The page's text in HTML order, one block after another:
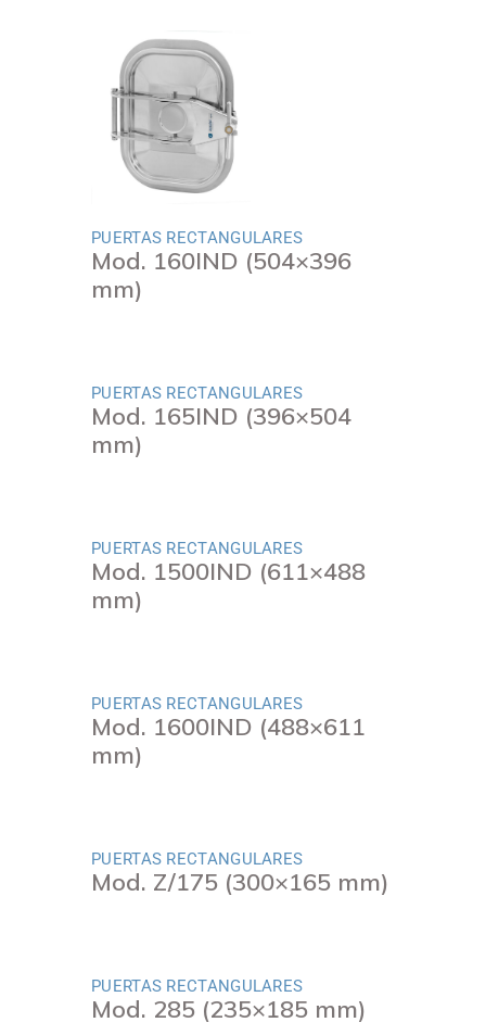
PUERTAS RECTANGULARES
Mod. 160IND (504×396
mm)
PUERTAS RECTANGULARES
Mod. 165IND (396×504
mm)
PUERTAS RECTANGULARES
Mod. 1500IND (611×488
mm)
PUERTAS RECTANGULARES
Mod. 1600IND (488×611
mm)
PUERTAS RECTANGULARES
Mod. Z/175 (300×165 mm)
PUERTAS RECTANGULARES
Mod. 285 (235×185 mm)